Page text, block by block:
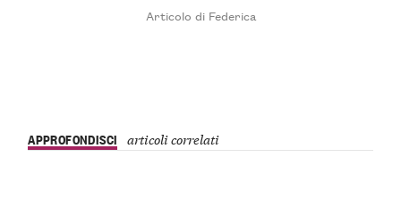
Articolo di Federica
APPROFONDISCI articoli correlati